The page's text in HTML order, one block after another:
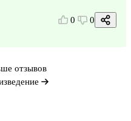
0 0
отзывов